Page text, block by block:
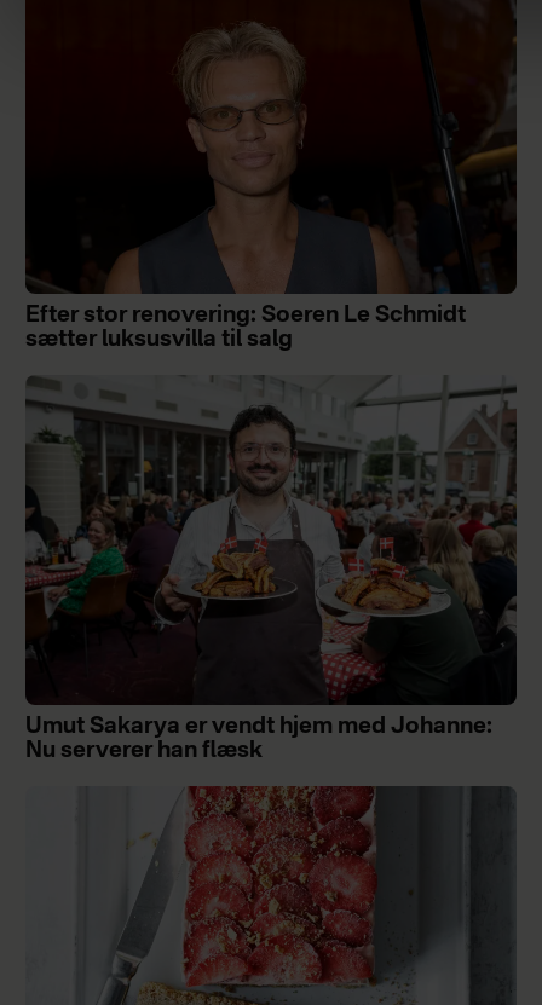
Efter stor renovering: Soeren Le Schmidt
sætter luksusvilla til salg
Umut Sakarya er vendt hjem med Johanne:
Nu serverer han flæsk